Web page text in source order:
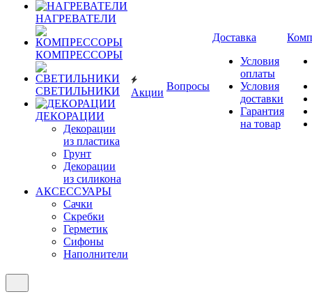
НАГРЕВАТЕЛИ
КОМПРЕССОРЫ
СВЕТИЛЬНИКИ
ДЕКОРАЦИИ
Декорации
из пластика
Грунт
Декорации
из силикона
АКСЕССУАРЫ
Сачки
Скребки
Герметик
Сифоны
Наполнители
Акции
Вопросы
Доставка
Условия
оплаты
Условия
доставки
Гарантия
на товар